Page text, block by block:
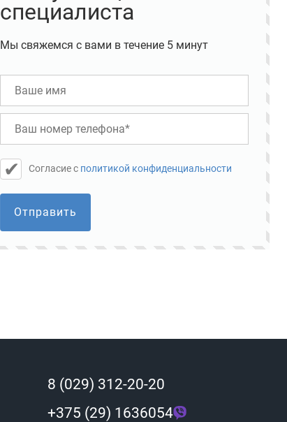
специалиста
Мы свяжемся с вами в течение 5 минут
Cогласие с политикой конфиденциальности
Отправить
8 (029) 312-20-20
+375 (29) 1636054